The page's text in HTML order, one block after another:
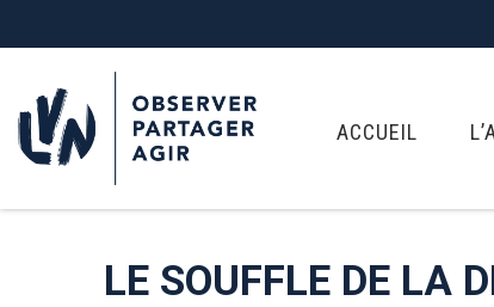
ACCUEIL
LE SOUFFLE DE LA